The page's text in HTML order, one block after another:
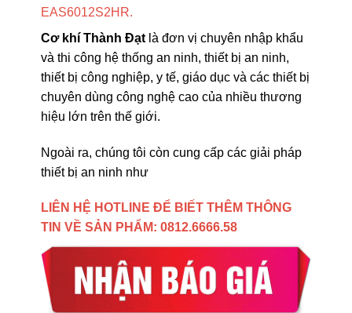
EAS6012S2HR.
Cơ khí Thành Đạt là đơn vị chuyên nhập khẩu
và thi công hệ thống an ninh, thiết bị an ninh,
thiết bị công nghiệp, y tế, giáo dục và các thiết bị
chuyên dùng công nghệ cao của nhiều thương
hiệu lớn trên thế giới.
Ngoài ra, chúng tôi còn cung cấp các giải pháp
thiết bị an ninh như
LIÊN HỆ HOTLINE ĐỂ BIẾT THÊM THÔNG
TIN VỀ SẢN PHẨM: 0812.6666.58